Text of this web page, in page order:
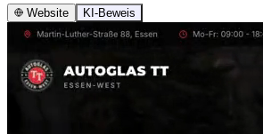
Website KI-Beweis